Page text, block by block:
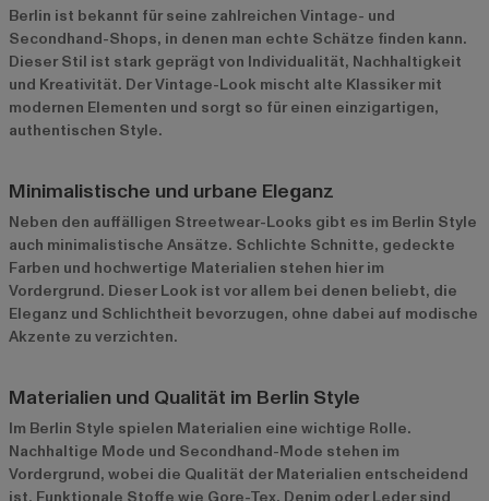
Berlin ist bekannt für seine zahlreichen Vintage- und
Secondhand-Shops, in denen man echte Schätze finden kann.
Dieser Stil ist stark geprägt von Individualität, Nachhaltigkeit
und Kreativität. Der Vintage-Look mischt alte Klassiker mit
modernen Elementen und sorgt so für einen einzigartigen,
authentischen Style.
Minimalistische und urbane Eleganz
Neben den auffälligen Streetwear-Looks gibt es im Berlin Style
auch minimalistische Ansätze. Schlichte Schnitte, gedeckte
Farben und hochwertige Materialien stehen hier im
Vordergrund. Dieser Look ist vor allem bei denen beliebt, die
Eleganz und Schlichtheit bevorzugen, ohne dabei auf modische
Akzente zu verzichten.
Materialien und Qualität im Berlin Style
Im Berlin Style spielen Materialien eine wichtige Rolle.
Nachhaltige Mode und Secondhand-Mode stehen im
Vordergrund, wobei die Qualität der Materialien entscheidend
ist. Funktionale Stoffe wie Gore-Tex, Denim oder Leder sind